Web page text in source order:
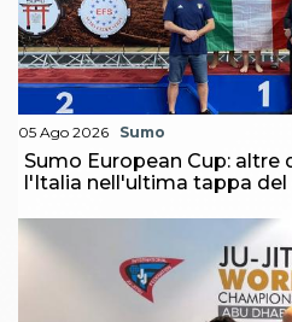
05 Ago 2026 Sumo
Sumo European Cup: altre
l'Italia nell'ultima tappa del